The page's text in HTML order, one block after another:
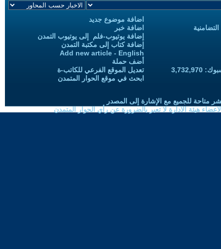
اضافة موضوع جديد
اضافة خبر
إضافة يوتيوب-فلم إلى يوتيوب التمدن
إضافة كتاب إلى مكتبة التمدن
Add new article - English
أضف حملة
تعديل الموقع الفرعي للكاتب-ة
ابحث في موقع الحوار المتمدن
متاحة للجميع مع الإشارة إلى المصدر
هيئة الادارة لا تعبر بالضرورة عن رأي الحوار المتمدن